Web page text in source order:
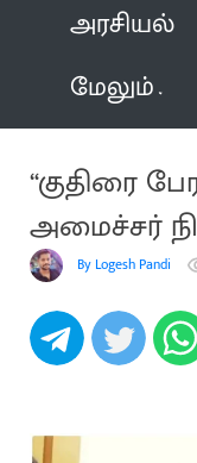
அரசியல்
மேலும்
“குதிரை
அமைச்சர்
By Logesh Pandi